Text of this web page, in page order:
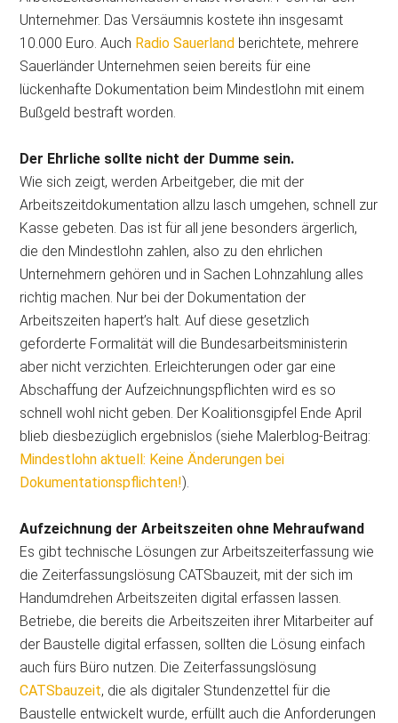
Unternehmer. Das Versäumnis kostete ihn insgesamt
10.000 Euro. Auch Radio Sauerland berichtete, mehrere
Sauerländer Unternehmen seien bereits für eine
lückenhafte Dokumentation beim Mindestlohn mit einem
Bußgeld bestraft worden.
Der Ehrliche sollte nicht der Dumme sein.
Wie sich zeigt, werden Arbeitgeber, die mit der
Arbeitszeitdokumentation allzu lasch umgehen, schnell zur
Kasse gebeten. Das ist für all jene besonders ärgerlich,
die den Mindestlohn zahlen, also zu den ehrlichen
Unternehmern gehören und in Sachen Lohnzahlung alles
richtig machen. Nur bei der Dokumentation der
Arbeitszeiten hapert’s halt. Auf diese gesetzlich
geforderte Formalität will die Bundesarbeitsministerin
aber nicht verzichten. Erleichterungen oder gar eine
Abschaffung der Aufzeichnungspflichten wird es so
schnell wohl nicht geben. Der Koalitionsgipfel Ende April
blieb diesbezüglich ergebnislos (siehe Malerblog-Beitrag:
Mindestlohn aktuell: Keine Änderungen bei
Dokumentationspflichten!).
Aufzeichnung der Arbeitszeiten ohne Mehraufwand
Es gibt technische Lösungen zur Arbeitszeiterfassung wie
die Zeiterfassungslösung CATSbauzeit, mit der sich im
Handumdrehen Arbeitszeiten digital erfassen lassen.
Betriebe, die bereits die Arbeitszeiten ihrer Mitarbeiter auf
der Baustelle digital erfassen, sollten die Lösung einfach
auch fürs Büro nutzen. Die Zeiterfassungslösung
CATSbauzeit, die als digitaler Stundenzettel für die
Baustelle entwickelt wurde, erfüllt auch die Anforderungen